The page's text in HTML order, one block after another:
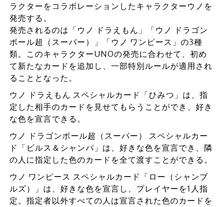
ラクターをコラボレーションしたキャラクターウノを
発売する。
発売されるのは「ウノ ドラえもん」「ウノ ドラゴン
ボール超（スーパー）」「ウノ ワンピース」の3種
類。このキャラクターUNOの発売に合わせて、初め
て新たなカードを追加し、一部特別ルールが適用され
ることとなった。
ウノ ドラえもん スペシャルカード「ひみつ」は、指
定した相手のカードを見せてもらうことができ、好き
な色を宣言できる。
ウノ ドラゴンボール超（スーパー） スペシャルカー
ド「ビルス＆シャンパ」は、好きな色を宣言でき、隣
の人に指定した色のカードを全て渡すことができる。
ウノ ワンピース スペシャルカード「ロー（シャンブ
ルズ）」は、好きな色を宣言し、プレイヤーを1人指
定。指定者以外すべての人は宣言された色のカードを